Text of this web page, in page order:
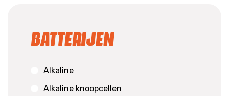
Batterijen
Alkaline
Alkaline knoopcellen